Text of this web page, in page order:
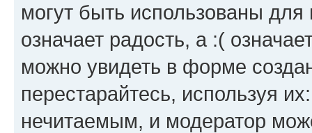
могут быть использованы
означает радость, а :(
можно увидеть в форме
перестарайтесь, используя
нечитаемым, и модератор